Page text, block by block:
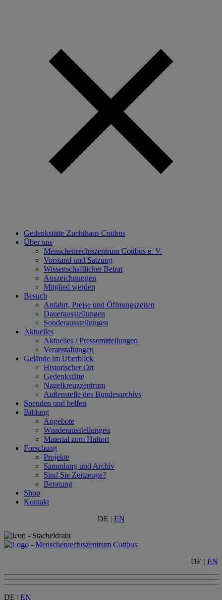
Gedenkstätte Zuchthaus Cottbus
Über uns
Menschenrechtszentrum Cottbus e. V.
Vorstand und Satzung
Wissenschaftlicher Beirat
Auszeichnungen
Mitglied werden
Besuch
Anfahrt, Preise und Öffnungszeiten
Dauerausstellungen
Sonderausstellungen
Aktuelles
Aktuelles / Pressemitteilungen
Veranstaltungen
Gelände im Überblick
Historischer Ort
Gedenkstätte
Nagelkreuzzentrum
Außenstelle des Bundesarchivs
Spenden und helfen
Bildung
Angebote
Wanderausstellungen
Material zum Haftort
Forschung
Projekte
Sammlung und Archiv
Sind Sie Zeitzeuge?
Beratung
Shop
Kontakt
DE | EN
DE | EN
DE | EN